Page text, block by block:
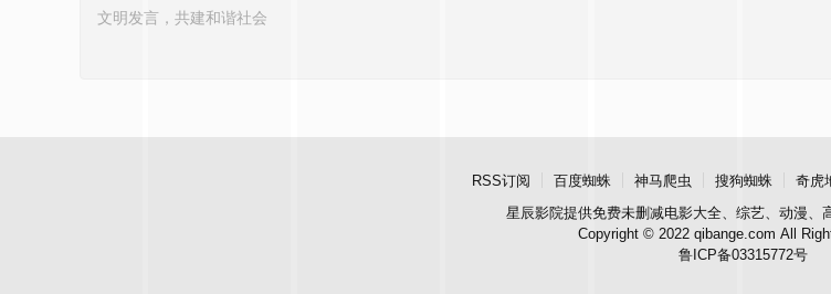
RSS订阅 百度蜘蛛 神马爬虫 搜狗蜘蛛 奇虎
星辰影院提供免费未删减电影大全、综艺、动漫、
Copyright © 2022 qibange.com All
鲁ICP备03315772号